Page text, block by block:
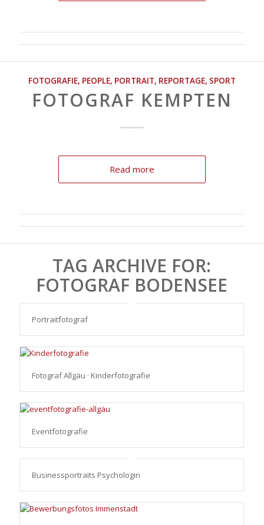
FOTOGRAFIE, PEOPLE, PORTRAIT, REPORTAGE, SPORT
FOTOGRAF KEMPTEN
Read more
TAG ARCHIVE FOR:
FOTOGRAF BODENSEE
Portraitfotograf
Fotograf Allgäu · Kinderfotografie
Eventfotografie
Businessportraits Psychologin